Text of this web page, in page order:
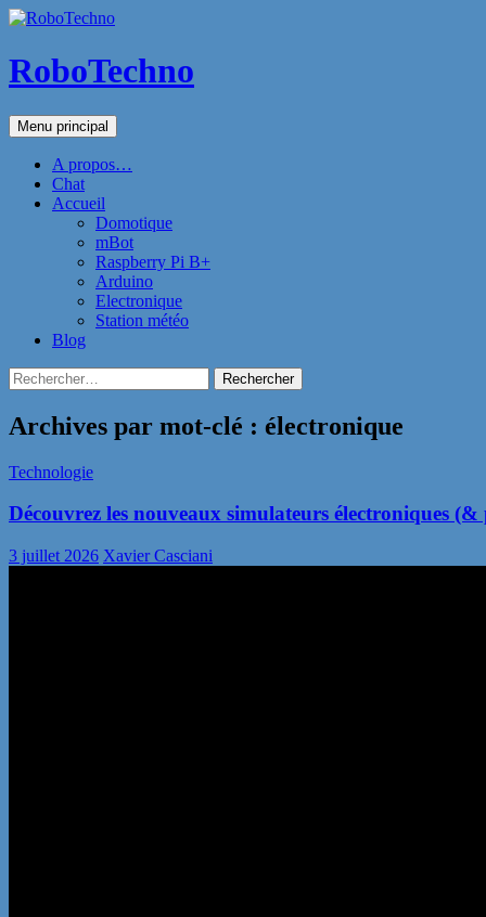
Aller
contenu
RoboTechno
Recherche
Menu principal
A propos…
Chat
Accueil
Domotique
mBot
Raspberry Pi B+
Arduino
Electronique
Station météo
Blog
Rechercher :
Archives par mot-clé : électronique
Technologie
Découvrez les nouveaux simulateurs électroniques
3 juillet 2026 Xavier Casciani